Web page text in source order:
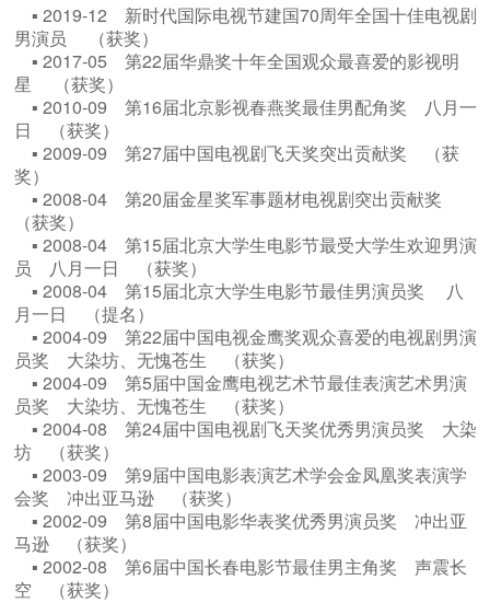
▪ 2019-12 新时代国际电视节建国70周年全国十佳电视剧
男演员 （获奖）
▪ 2017-05 第22届华鼎奖十年全国观众最喜爱的影视明
星 （获奖）
▪ 2010-09 第16届北京影视春燕奖最佳男配角奖 八月一
日 （获奖）
▪ 2009-09 第27届中国电视剧飞天奖突出贡献奖 （获
奖）
▪ 2008-04 第20届金星奖军事题材电视剧突出贡献奖
（获奖）
▪ 2008-04 第15届北京大学生电影节最受大学生欢迎男演
员 八月一日 （获奖）
▪ 2008-04 第15届北京大学生电影节最佳男演员奖 八
月一日 （提名）
▪ 2004-09 第22届中国电视金鹰奖观众喜爱的电视剧男演
员奖 大染坊、无愧苍生 （获奖）
▪ 2004-09 第5届中国金鹰电视艺术节最佳表演艺术男演
员奖 大染坊、无愧苍生 （获奖）
▪ 2004-08 第24届中国电视剧飞天奖优秀男演员奖 大染
坊 （获奖）
▪ 2003-09 第9届中国电影表演艺术学会金凤凰奖表演学
会奖 冲出亚马逊 （获奖）
▪ 2002-09 第8届中国电影华表奖优秀男演员奖 冲出亚
马逊 （获奖）
▪ 2002-08 第6届中国长春电影节最佳男主角奖 声震长
空 （获奖）